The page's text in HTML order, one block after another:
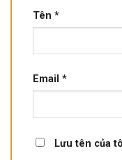
Tên *
Email *
Lưu tên của